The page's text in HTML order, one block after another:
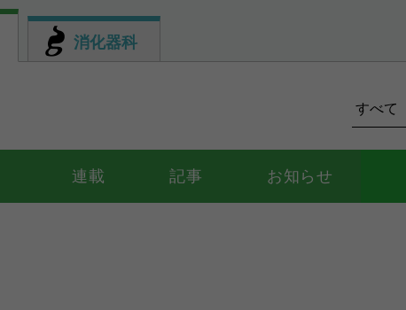
消化器科
連載 記事 お知らせ